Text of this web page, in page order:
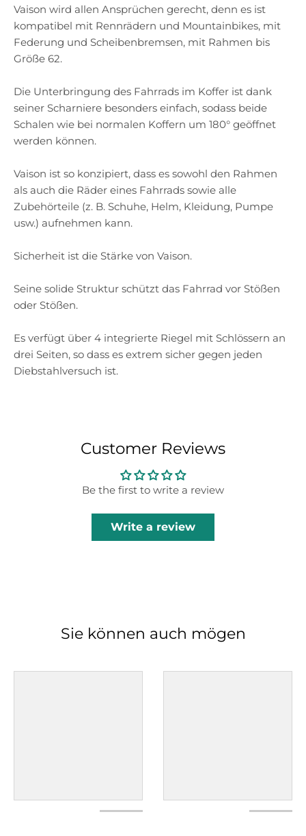
Vaison wird allen Ansprüchen gerecht, denn es ist
kompatibel mit Rennrädern und Mountainbikes, mit
Federung und Scheibenbremsen, mit Rahmen bis
Größe 62.
Die Unterbringung des Fahrrads im Koffer ist dank
seiner Scharniere besonders einfach, sodass beide
Schalen wie bei normalen Koffern um 180° geöffnet
werden können.
Vaison ist so konzipiert, dass es sowohl den Rahmen
als auch die Räder eines Fahrrads sowie alle
Zubehörteile (z. B. Schuhe, Helm, Kleidung, Pumpe
usw.) aufnehmen kann.
Sicherheit ist die Stärke von Vaison.
Seine solide Struktur schützt das Fahrrad vor Stößen
oder Stößen.
Es verfügt über 4 integrierte Riegel mit Schlössern an
drei Seiten, so dass es extrem sicher gegen jeden
Diebstahlversuch ist.
Customer Reviews
Be the first to write a review
Write a review
Sie können auch mögen